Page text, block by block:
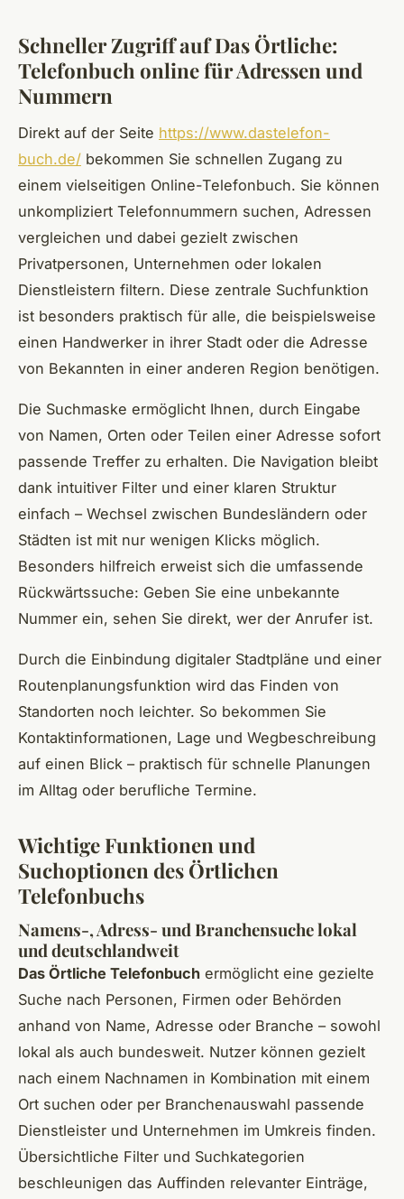
Schneller Zugriff auf Das Örtliche:
Telefonbuch online für Adressen und
Nummern
Direkt auf der Seite https://www.dastelefon-
buch.de/ bekommen Sie schnellen Zugang zu
einem vielseitigen Online-Telefonbuch. Sie können
unkompliziert Telefonnummern suchen, Adressen
vergleichen und dabei gezielt zwischen
Privatpersonen, Unternehmen oder lokalen
Dienstleistern filtern. Diese zentrale Suchfunktion
ist besonders praktisch für alle, die beispielsweise
einen Handwerker in ihrer Stadt oder die Adresse
von Bekannten in einer anderen Region benötigen.
Die Suchmaske ermöglicht Ihnen, durch Eingabe
von Namen, Orten oder Teilen einer Adresse sofort
passende Treffer zu erhalten. Die Navigation bleibt
dank intuitiver Filter und einer klaren Struktur
einfach – Wechsel zwischen Bundesländern oder
Städten ist mit nur wenigen Klicks möglich.
Besonders hilfreich erweist sich die umfassende
Rückwärtssuche: Geben Sie eine unbekannte
Nummer ein, sehen Sie direkt, wer der Anrufer ist.
Durch die Einbindung digitaler Stadtpläne und einer
Routenplanungsfunktion wird das Finden von
Standorten noch leichter. So bekommen Sie
Kontaktinformationen, Lage und Wegbeschreibung
auf einen Blick – praktisch für schnelle Planungen
im Alltag oder berufliche Termine.
Wichtige Funktionen und
Suchoptionen des Örtlichen
Telefonbuchs
Namens-, Adress- und Branchensuche lokal
und deutschlandweit
Das Örtliche Telefonbuch ermöglicht eine gezielte
Suche nach Personen, Firmen oder Behörden
anhand von Name, Adresse oder Branche – sowohl
lokal als auch bundesweit. Nutzer können gezielt
nach einem Nachnamen in Kombination mit einem
Ort suchen oder per Branchenauswahl passende
Dienstleister und Unternehmen im Umkreis finden.
Übersichtliche Filter und Suchkategorien
beschleunigen das Auffinden relevanter Einträge,